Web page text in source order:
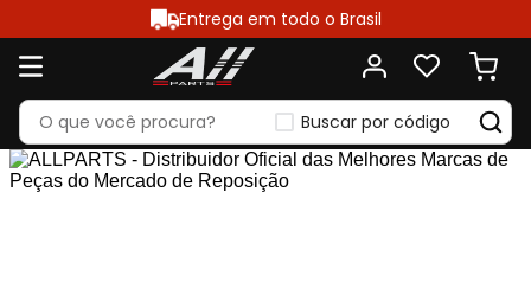
Entrega em todo o Brasil
Buscar por código